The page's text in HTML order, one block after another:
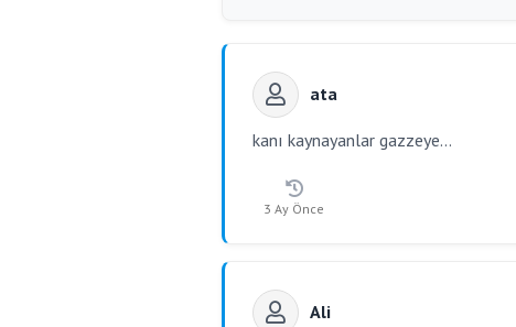
ata
kanı kaynayanlar gazzeye...
3 Ay Önce
Ali